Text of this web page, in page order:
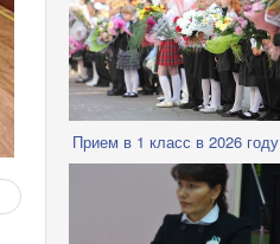
Прием в 1 класс в 2026 году